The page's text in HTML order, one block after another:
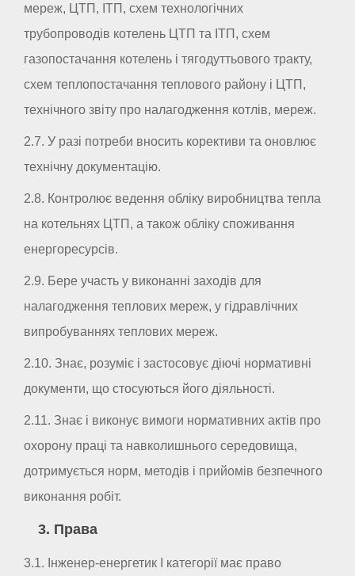
мереж, ЦТП, ІТП, схем технологічних
трубопроводів котелень ЦТП та ІТП, схем
газопостачання котелень і тягодуттьового тракту,
схем теплопостачання теплового району і ЦТП,
технічного звіту про налагодження котлів, мереж.
2.7. У разі потреби вносить корективи та оновлює
технічну документацію.
2.8. Контролює ведення обліку виробництва тепла
на котельнях ЦТП, а також обліку споживання
енергоресурсів.
2.9. Бере участь у виконанні заходів для
налагодження теплових мереж, у гідравлічних
випробуваннях теплових мереж.
2.10. Знає, розуміє і застосовує діючі нормативні
документи, що стосуються його діяльності.
2.11. Знає і виконує вимоги нормативних актів про
охорону праці та навколишнього середовища,
дотримується норм, методів і прийомів безпечного
виконання робіт.
3. Права
3.1. Інженер-енергетик I категорії має право